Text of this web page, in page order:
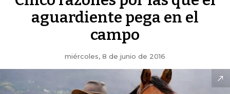
aguardiente pega en el
campo
miércoles, 8 de junio de 2016